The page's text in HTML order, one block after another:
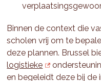
Binnen de context die
scholen vrij om te
deze plannen. Brussel
logistieke
en begeleidt deze bij de